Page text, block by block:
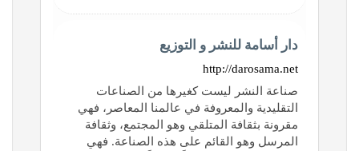
دار أسامة للنشر و التوزيع
http://darosama.net
صناعة النشر ليست كغيرها من الصناعات
التقليدية والمعروفة في عالمنا المعاصر، فهي
مقرونة بثقافة المتلقي وهو المجتمع، وثقافة
المرسل وهو القائم على هذه الصناعة. فهي